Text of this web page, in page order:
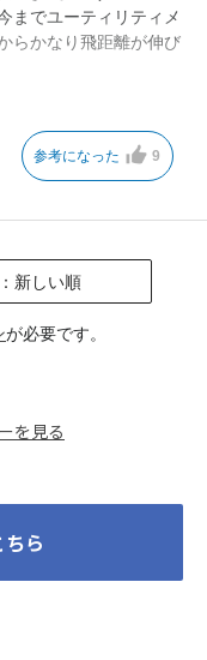
ら
までユーティリティメ
らかなり飛距離が伸び
っこよくてお気に入り
参考になった 9
新しい順
が必要です。
を見る